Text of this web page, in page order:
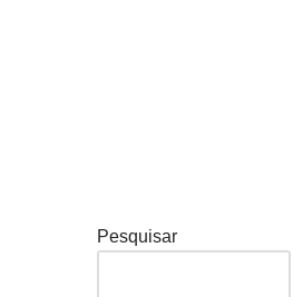
Pesquisar